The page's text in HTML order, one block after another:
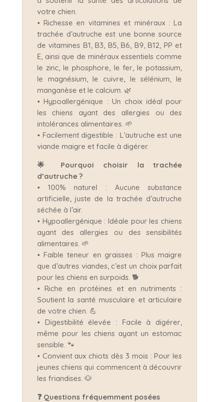
votre chien.
• Richesse en vitamines et minéraux : La
trachée d’autruche est une bonne source
de vitamines B1, B3, B5, B6, B9, B12, PP et
E, ainsi que de minéraux essentiels comme
le zinc, le phosphore, le fer, le potassium,
le magnésium, le cuivre, le sélénium, le
manganèse et le calcium. 🌿
• Hypoallergénique : Un choix idéal pour
les chiens ayant des allergies ou des
intolérances alimentaires. 🌱
• Facilement digestible : L’autruche est une
viande maigre et facile à digérer.
🌟 Pourquoi choisir la trachée
d’autruche ?
• 100% naturel : Aucune substance
artificielle, juste de la trachée d’autruche
séchée à l’air.
• Hypoallergénique : Idéale pour les chiens
ayant des allergies ou des sensibilités
alimentaires. 🌱
• Faible teneur en graisses : Plus maigre
que d’autres viandes, c’est un choix parfait
pour les chiens en surpoids. 🐕
• Riche en protéines et en nutriments :
Soutient la santé musculaire et articulaire
de votre chien. 💪
• Digestibilité élevée : Facile à digérer,
même pour les chiens ayant un estomac
sensible. 🐾
• Convient aux chiots dès 3 mois : Pour les
jeunes chiens qui commencent à découvrir
les friandises. 🐶
❓ Questions fréquemment posées